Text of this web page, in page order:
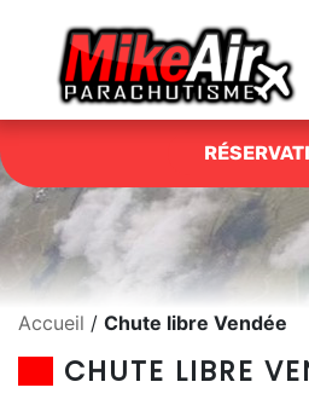
Accueil / Chute libre Vendée
CHUTE LIBRE